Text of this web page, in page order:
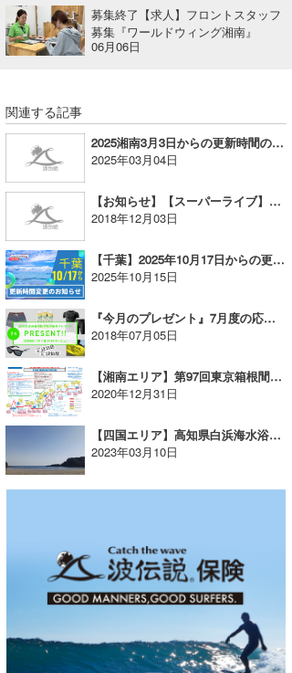
募集終了【求人】フロントスタッフ
募集『ワールドウィング湘南』
06月06日
関連する記事
2025湘南3月3日からの更新時間のお知らせ
2025年03月04日
【お知らせ】【スーパーライブ】北海道エリア/浜厚真について
2018年12月03日
【千葉】2025年10月17日からの更新時間のお知らせ
2025年10月15日
『今月のプレゼント』7月度の応募開始！
2018年07月05日
【湘南エリア】第97回東京箱根間往復大学駅伝競走開催の為、交通規制があります
2020年12月31日
【四国エリア】高知県白浜海水浴場ポイント追加！
2023年03月10日
arukasvision
熊谷素子
嵯峨明日香
植村未来
NOBUFUKU
大野”MAR”修聖
喜納海人
+☆maki☆+
ECE
G◎Da
H
KID
KOBU
KY
MIN
mitz
S.K
VAGY
waka☆=
たっちー